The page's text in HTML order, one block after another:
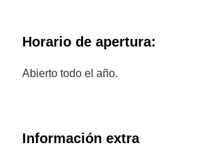
Horario de apertura:
Abierto todo el año.
Información extra